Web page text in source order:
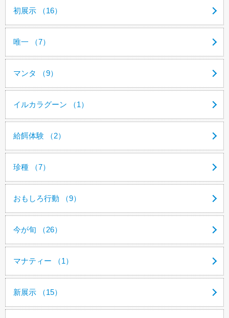
初展示 （16）
唯一 （7）
マンタ （9）
イルカラグーン （1）
給餌体験 （2）
珍種 （7）
おもしろ行動 （9）
今が旬 （26）
マナティー （1）
新展示 （15）